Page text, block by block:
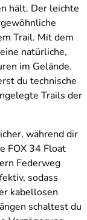
hält. Der leichte
Trail. Mit dem
natürliche,
im Gelände.
du technische
Trails der
während dir
FOX 34 Float
Federweg
sodass
kabellosen
schaltest du